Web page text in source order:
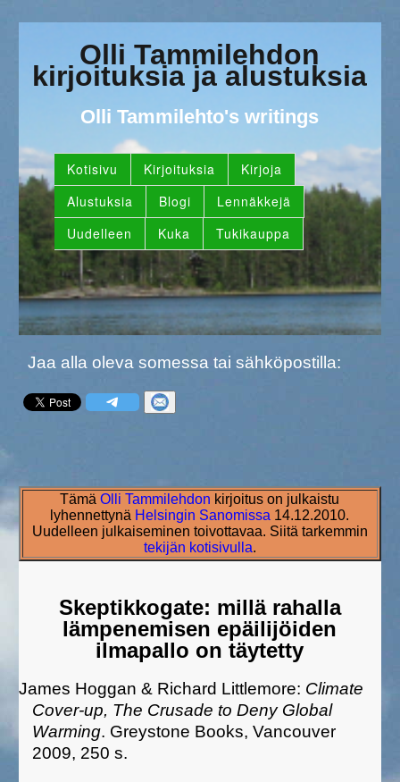
Olli Tammilehdon
kirjoituksia ja alustuksia
Olli Tammilehto's writings
Kotisivu Kirjoituksia
Kirjoja
Alustuksia
Blogi
Lennäkkejä
Uudelleen
Kuka Tukikauppa
Jaa alla oleva somessa tai sähköpostilla:
TämäOlli Tammilehdon kirjoitus on julkaistu
lyhennettynä Helsingin Sanomissa 14.12.2010.
Uudelleen julkaiseminen toivottavaa. Siitä tarkemmin
tekijän kotisivulla.
Skeptikkogate: millä rahalla
lämpenemisen epäilijöiden
ilmapallo on täytetty
James Hoggan & Richard Littlemore: Climate
Cover-up, The Crusade to Deny Global
Warming. Greystone Books, Vancouver
2009, 250 s.